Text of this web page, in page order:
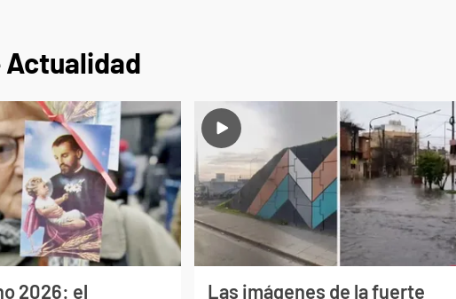
Actualidad
2026: el
Las imágenes de la fuerte